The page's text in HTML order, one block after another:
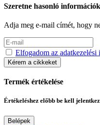
Szeretne hasonló
Adja meg e-mail címét, hogy
Elfogadom az adatkezelési
Kérem a cikkeket
Termék értékelése
Értékeléshez előbb be kell
Belépek